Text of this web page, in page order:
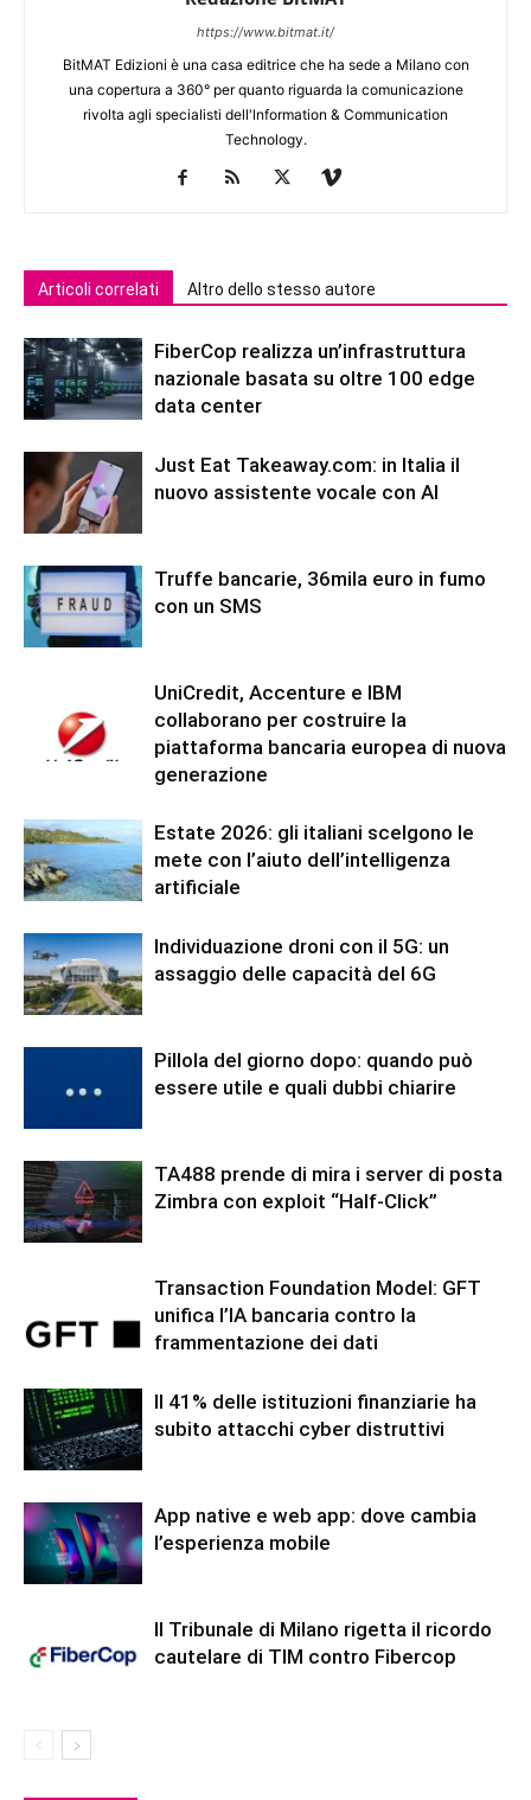
https://www.bitmat.it/
BitMAT Edizioni è una casa editrice che ha sede a Milano con
una copertura a 360° per quanto riguarda la comunicazione
rivolta agli specialisti dell'lnformation & Communication
Technology.
Articoli correlati Altro dello stesso autore
FiberCop realizza un’infrastruttura
nazionale basata su oltre 100 edge
data center
Just Eat Takeaway.com: in Italia il
nuovo assistente vocale con AI
Truffe bancarie, 36mila euro in fumo
con un SMS
UniCredit, Accenture e IBM
collaborano per costruire la
piattaforma bancaria europea di nuova
generazione
Estate 2026: gli italiani scelgono le
mete con l’aiuto dell’intelligenza
artificiale
Individuazione droni con il 5G: un
assaggio delle capacità del 6G
Pillola del giorno dopo: quando può
essere utile e quali dubbi chiarire
TA488 prende di mira i server di posta
Zimbra con exploit “Half-Click”
Transaction Foundation Model: GFT
unifica l’IA bancaria contro la
frammentazione dei dati
Il 41% delle istituzioni finanziarie ha
subito attacchi cyber distruttivi
App native e web app: dove cambia
l’esperienza mobile
Il Tribunale di Milano rigetta il ricordo
cautelare di TIM contro Fibercop